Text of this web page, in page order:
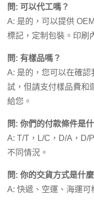
問: 可以代工嗎？
A: 是的，可以提供
標記，定制包裝。印刷
問: 有樣品嗎？
A: 是的，您可以在確認
試，但請支付樣品費和
給您。
問: 你們的付款條件是
A: T/T，L/C，D/A，D/
不同情況。
問: 你的交貨方式是什
A: 快遞、空運、海運可